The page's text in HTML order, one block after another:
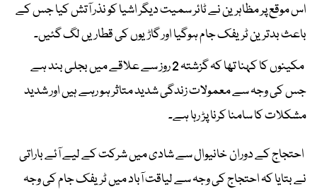
اس موقع پر مظاہرین نے ٹائر سمیت دیگر اشیا کو نذر آتش کیا جس کے
باعث بدترین ٹریفک جام ہوگیا اور گاڑیوں کی قطاریں لگ گئیں۔
مکینوں کا کہنا تھا کہ گزشتہ 2 روز سے علاقے میں بجلی بند ہے
جس کی وجہ سے معمولات زندگی شدید متاثر ہو رہے ہیں اور شدید
مشکلات کا سامنا کرنا پڑ رہا ہے۔
احتجاج کے دوران خانیوال سے شادی میں شرکت کے لیے آئے باراتی
نے بتایا کہ احتجاج کی وجہ سے لیاقت آباد میں ٹریفک جام کی وجہ